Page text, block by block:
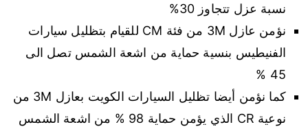
نسبة عزل تتجاوز 30%
نؤمن عازل 3M من فئة CM للقيام بتظليل سيارات
الفنيطيس بنسية حماية من اشعة الشمس تصل الى
45 %
كما نؤمن أيضا تظليل السيارات الكويت بعازل 3M من
نوعية CR الذي يؤمن حماية 98 % من اشعة الشمس